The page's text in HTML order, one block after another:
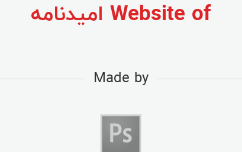
Website of امیدنامه
Made by